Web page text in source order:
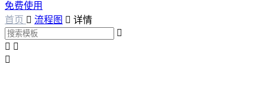
免费使用
首页  流程图  详情

 
